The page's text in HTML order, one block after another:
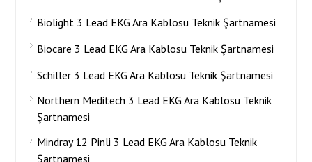
Biolight 3 Lead EKG Ara Kablosu Teknik Şartnamesi
Biocare 3 Lead EKG Ara Kablosu Teknik Şartnamesi
Schiller 3 Lead EKG Ara Kablosu Teknik Şartnamesi
Northern Meditech 3 Lead EKG Ara Kablosu Teknik
Şartnamesi
Mindray 12 Pinli 3 Lead EKG Ara Kablosu Teknik
Şartnamesi